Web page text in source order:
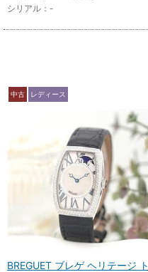
シリアル：-
中古 レディース
BREGUET ブレゲ ヘリテージ ト